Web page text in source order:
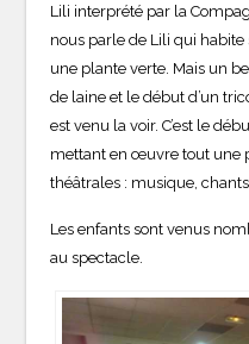
Lili interprété par la
nous parle de Lili qui
une plante verte. Mais un
de laine et le début d’un
est venu la voir. C’est le
mettant en œuvre tout une
théâtrales : musique,
Les enfants sont venus
au spectacle.